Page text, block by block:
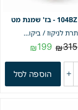
104BZ - בז' שמנת מט
תעלה נסתרת לניקוז / ביקורת דגם "סקוואר" | 10/10 | פטנט חוסם ריחות וחרקים | בז' שמנת מט | מק"ט 104BZ
₪315
₪199
הוספה לסל